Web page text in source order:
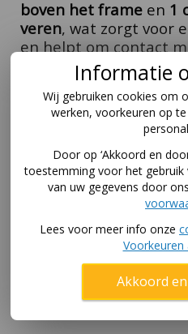
boven het frame en 1
veren, wat zorgt voor
en helpt om contact
te voorkomen.De
waterafstotend en
weersinvloeden,
voor langdurig
Sterk en
Het frame van de
gemaakt van stevig
en een
Het frame is volledig
, waardoor het
tegen roest en
voor een stabiele
levensduur.
Informatie
Wij gebruiken cookies om
werken, voorkeuren op
Door op ‘Akkoord en
toestemming voor het gebruik
van uw gegevens door
Lees voor meer info onze
Voorkeuren
Akkoord